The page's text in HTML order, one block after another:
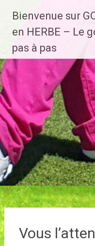
contenu
Bienvenue sur
en HERBE – Le
pas à pas
Vous